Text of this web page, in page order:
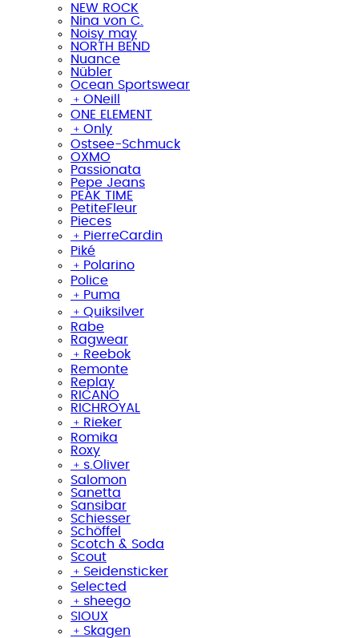
NEW ROCK
Nina von C.
Noisy may
NORTH BEND
Nuance
Nübler
Ocean Sportswear
﹢ ONeill
ONE ELEMENT
﹢ Only
Ostsee-Schmuck
OXMO
Passionata
Pepe Jeans
PEAK TIME
PetiteFleur
Pieces
﹢ PierreCardin
Piké
﹢ Polarino
Police
﹢ Puma
﹢ Quiksilver
Rabe
Ragwear
﹢ Reebok
Remonte
Replay
RICANO
RICHROYAL
﹢ Rieker
Romika
Roxy
﹢ s.Oliver
Salomon
Sanetta
Sansibar
Schiesser
Schöffel
Scotch & Soda
Scout
﹢ Seidensticker
Selected
﹢ sheego
SIOUX
﹢ Skagen